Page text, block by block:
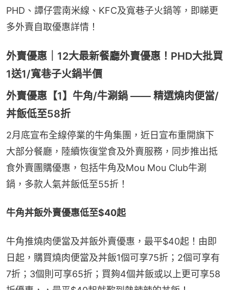
PHD、譚仔雲南米線、KFC及寬巷子火鍋等，即睇更
多外賣自取優惠詳情！
外賣優惠｜12大最新餐廳外賣優惠！PHD大批買
1送1/寬巷子火鍋半價
外賣優惠【1】牛角/牛涮鍋 —— 精選燒肉便當/
丼飯低至58折
2月底宣布全線停業的牛角集團，近日宣布重開旗下
大部分餐廳，陸續恢復堂食及外賣服務，同步推出抵
食外賣團購優惠，包括牛角及Mou Mou Club牛涮
鍋，多款人氣丼飯低至55折！
牛角丼飯外賣優惠低至$40起
牛角推燒肉便當及丼飯外賣優惠，最平$40起！由即
日起，購買燒肉便當及丼飯1個可享75折；2個可享有
7折；3個則可享65折；買夠4個丼飯或以上更可享58